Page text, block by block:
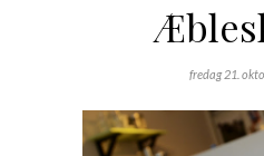
fredag 21.